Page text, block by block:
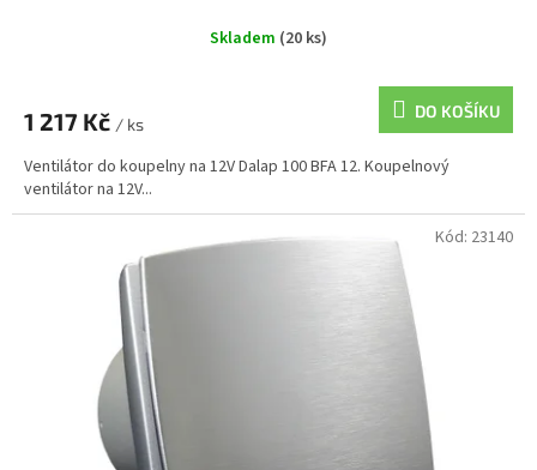
Skladem (20 ks)
1 217 Kč / ks
DO KOŠÍKU
Ventilátor do koupelny na 12V Dalap 100 BFA 12. Koupelnový
ventilátor na 12V...
Kód: 23140